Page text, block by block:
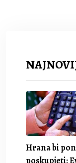
Hrana bi
poskupjeti: